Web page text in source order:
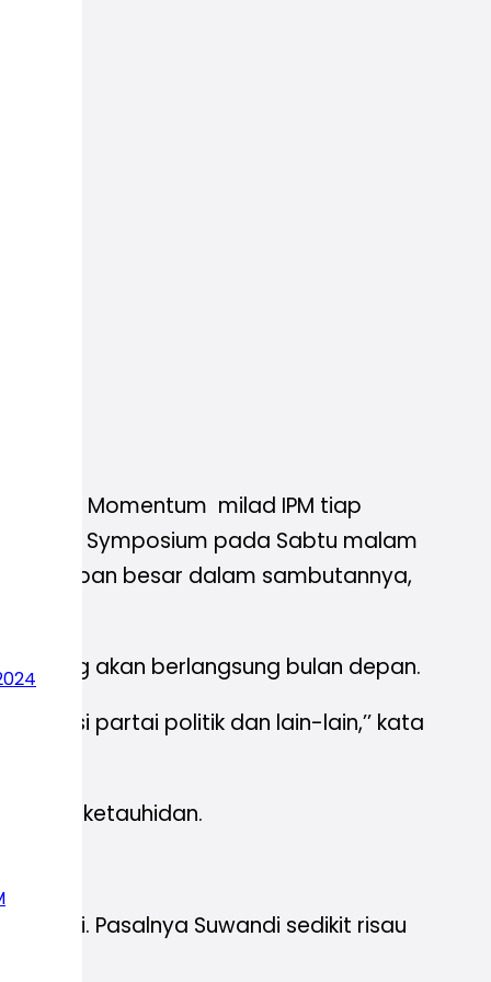
tahun. Momentum milad IPM tiap
Symposium pada Sabtu malam
harapan besar dalam sambutannya,
yang akan berlangsung bulan depan.
afiliasi partai politik dan lain-lain,’’ kata
nilai ketauhidan.
tinggi. Pasalnya Suwandi sedikit risau